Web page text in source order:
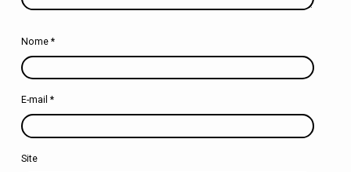
Nome *
E-mail *
Site